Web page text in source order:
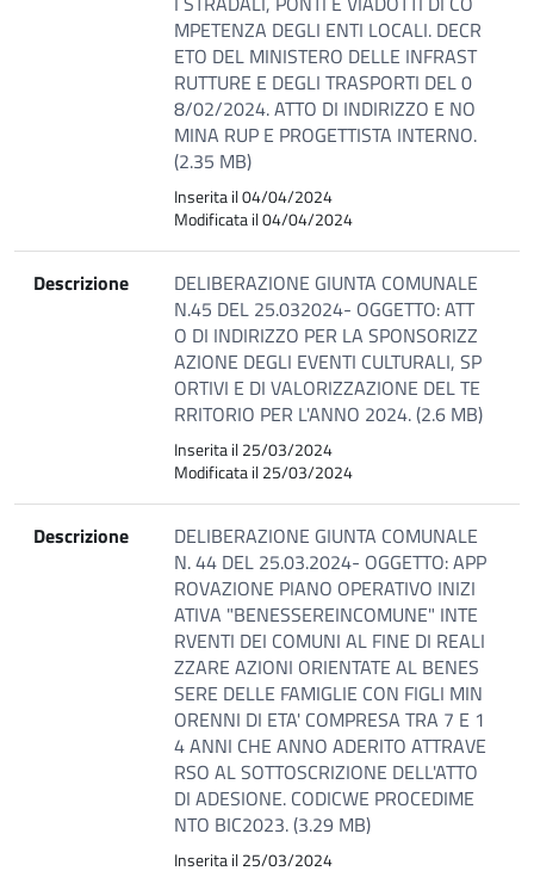
MPETENZA DEGLI ENTI LOCALI. DECR
ETO DEL MINISTERO DELLE INFRAST
RUTTURE E DEGLI TRASPORTI DEL 0
8/02/2024. ATTO DI INDIRIZZO E NO
MINA RUP E PROGETTISTA INTERNO.
(2.35 MB)
Inserita il 04/04/2024
Modificata il 04/04/2024
Descrizione
DELIBERAZIONE GIUNTA COMUNALE
N.45 DEL 25.032024- OGGETTO: ATT
O DI INDIRIZZO PER LA SPONSORIZZ
AZIONE DEGLI EVENTI CULTURALI, SP
ORTIVI E DI VALORIZZAZIONE DEL TE
RRITORIO PER L'ANNO 2024. (2.6 MB)
Inserita il 25/03/2024
Modificata il 25/03/2024
Descrizione
DELIBERAZIONE GIUNTA COMUNALE
N. 44 DEL 25.03.2024- OGGETTO: APP
ROVAZIONE PIANO OPERATIVO INIZI
ATIVA "BENESSEREINCOMUNE" INTE
RVENTI DEI COMUNI AL FINE DI REALI
ZZARE AZIONI ORIENTATE AL BENES
SERE DELLE FAMIGLIE CON FIGLI MIN
ORENNI DI ETA' COMPRESA TRA 7 E 1
4 ANNI CHE ANNO ADERITO ATTRAVE
RSO AL SOTTOSCRIZIONE DELL'ATTO
DI ADESIONE. CODICWE PROCEDIME
NTO BIC2023. (3.29 MB)
Inserita il 25/03/2024